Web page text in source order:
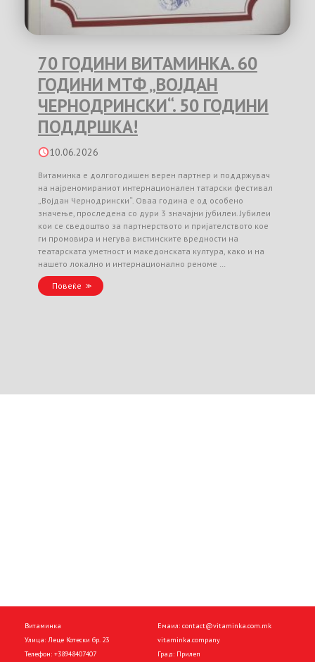
70 ГОДИНИ ВИТАМИНКА. 60
ГОДИНИ МТФ „ВОЈДАН
ЧЕРНОДРИНСКИ“. 50 ГОДИНИ
ПОДДРШКА!
10.06.2026
Витаминка е долгогодишен верен партнер и поддржувач
на најреномираниот интернационален татарски фестивал
„Војдан Чернодрински“. Оваа година е од особено
значење, проследена со дури 3 значајни јубилеи. Јубилеи
кои се сведоштво за партнерството и пријателството кое
ги промовира и негува вистинските вредности на
театарската уметност и македонската култура, како и на
нашето локално и интернационално реноме …
Повеќе
Витаминка
Улица: Леце Котески бр. 23
Телефон: +38948407407
Емаил: contact@vitaminka.com.mk
vitaminka.company
Град: Прилеп